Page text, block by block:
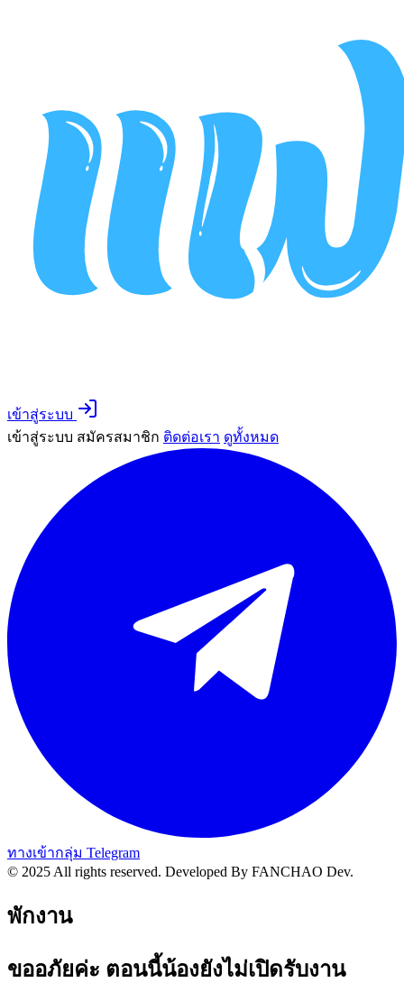
เข้าสู่ระบบ
เข้าสู่ระบบ สมัครสมาชิก ติดต่อเรา ดูทั้งหมด
ทางเข้ากลุ่ม Telegram
© 2025 All rights reserved. Developed By FANCHAO Dev.
พักงาน
ขออภัยค่ะ ตอนนี้น้องยังไม่เปิดรับงาน